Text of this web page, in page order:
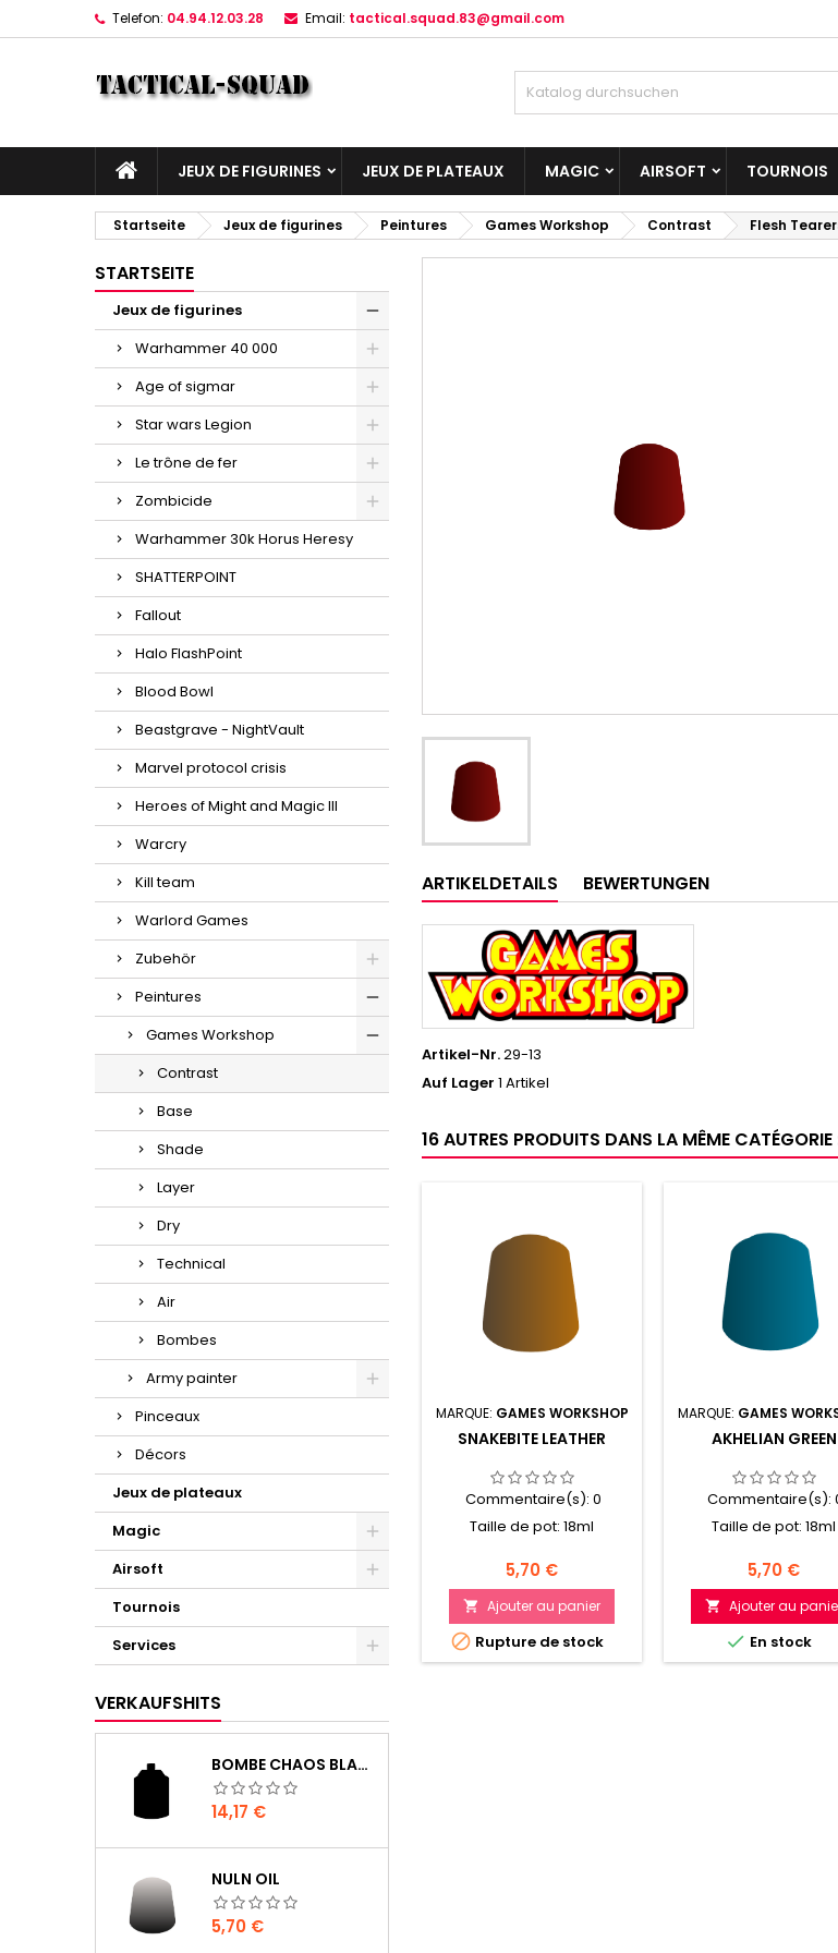
Telefon: 04.94.12.03.28 Email: tactical.squad.83@gmail.com
JEUX DE FIGURINES JEUX DE PLATEAUX MAGIC AIRSOFT TOURNOIS
Startseite Jeux de figurines Peintures Games Workshop Contrast Flesh
STARTSEITE
Jeux de figurines
Warhammer 40 000
Age of sigmar
Star wars Legion
Le trône de fer
Zombicide
Warhammer 30k Horus Heresy
SHATTERPOINT
Fallout
Halo FlashPoint
Blood Bowl
Beastgrave - NightVault
Marvel protocol crisis
Heroes of Might and Magic III
Warcry
Kill team
Warlord Games
Zubehör
Peintures
Games Workshop
Contrast
Base
Shade
Layer
Dry
Technical
Air
Bombes
Army painter
Pinceaux
Décors
Jeux de plateaux
Magic
Airsoft
Tournois
Services
VERKAUFSHITS
BOMBE CHAOS BLACK
Preis
14,17 €
NULN OIL
Preis
5,70 €
ARTIKELDETAILS BEWERTUNGEN
Artikel-Nr.29-13
Auf Lager 1 Artikel
16 AUTRES PRODUITS DANS LA MÊME CATÉGORIE
MARQUE: GAMES WORKSHOP
SNAKEBITE LEATHER
Commentaire(s): 0
Taille de pot: 18ml
Prix
5,70 €
 Ajouter au panier
 Rupture de stock
MARQUE: GAMES
AKHELIAN GREEN
Commentaire(s):
Taille de pot: 18ml
Prix
5,70 €
 Ajouter au
 En stock